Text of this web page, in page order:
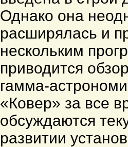
Однако она
расширялась и
нескольким
приводится
гамма-
«Ковер» за все
обсуждаются
развитии